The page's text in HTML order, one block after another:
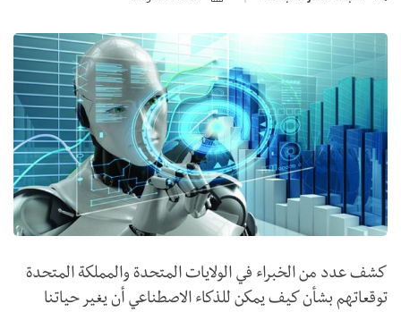
كشف عدد من الخبراء في الولايات المتحدة والمملكة المتحدة
توقعاتهم بشأن كيف يمكن للذكاء الاصطناعي أن يغير حياتنا